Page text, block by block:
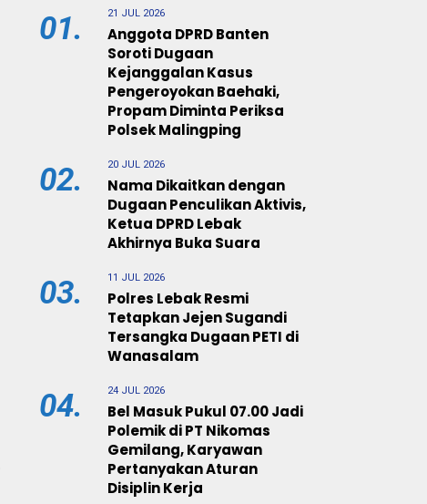
01. 21 JUL 2026
Anggota DPRD Banten
Soroti Dugaan
Kejanggalan Kasus
Pengeroyokan Baehaki,
Propam Diminta Periksa
Polsek Malingping
02. 20 JUL 2026
Nama Dikaitkan dengan
Dugaan Penculikan Aktivis,
Ketua DPRD Lebak
Akhirnya Buka Suara
03. 11 JUL 2026
Polres Lebak Resmi
Tetapkan Jejen Sugandi
Tersangka Dugaan PETI di
Wanasalam
04. 24 JUL 2026
Bel Masuk Pukul 07.00 Jadi
Polemik di PT Nikomas
Gemilang, Karyawan
Pertanyakan Aturan
Disiplin Kerja